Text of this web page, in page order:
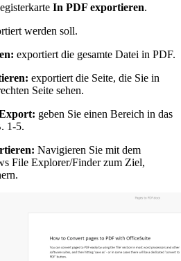
In PDF exportieren.
werden soll.
exportiert die gesamte Datei in PDF.
exportiert die Seite, die Sie in
Seite sehen.
geben Sie einen Bereich in das
1-5.
Navigieren Sie mit dem
File Explorer/Finder zum Ziel,